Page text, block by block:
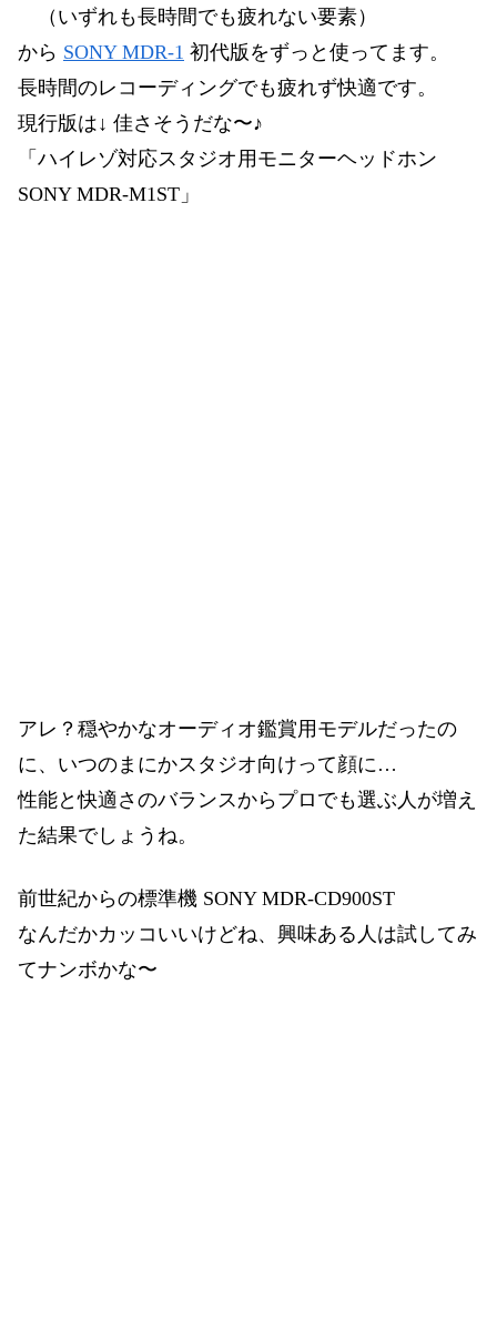
（いずれも長時間でも疲れない要素）
から SONY MDR-1 初代版をずっと使ってます。
長時間のレコーディングでも疲れず快適です。
現行版は↓ 佳さそうだな〜♪
「ハイレゾ対応スタジオ用モニターヘッドホン
SONY MDR-M1ST」
アレ？穏やかなオーディオ鑑賞用モデルだったの
に、いつのまにかスタジオ向けって顔に…
性能と快適さのバランスからプロでも選ぶ人が増え
た結果でしょうね。
前世紀からの標準機 SONY MDR-CD900ST
なんだかカッコいいけどね、興味ある人は試してみ
てナンボかな〜